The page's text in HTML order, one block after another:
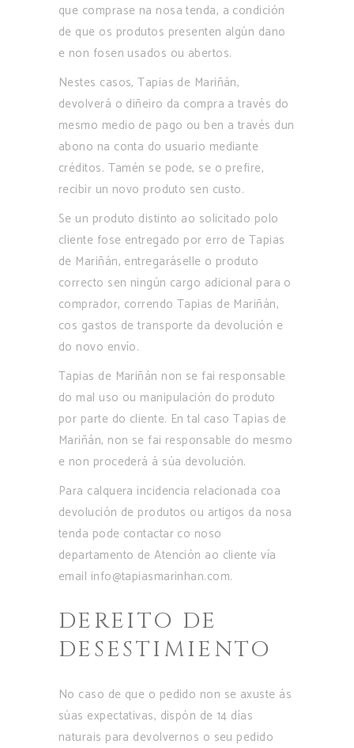
que comprase na nosa tenda, a condición
de que os produtos presenten algún dano
e non fosen usados ou abertos.
Nestes casos, Tapias de Mariñán,
devolverá o diñeiro da compra a través do
mesmo medio de pago ou ben a través dun
abono na conta do usuario mediante
créditos. Tamén se pode, se o prefire,
recibir un novo produto sen custo.
Se un produto distinto ao solicitado polo
cliente fose entregado por erro de Tapias
de Mariñán, entregaráselle o produto
correcto sen ningún cargo adicional para o
comprador, correndo Tapias de Mariñán,
cos gastos de transporte da devolución e
do novo envío.
Tapias de Mariñán non se fai responsable
do mal uso ou manipulación do produto
por parte do cliente. En tal caso Tapias de
Mariñán, non se fai responsable do mesmo
e non procederá á súa devolución.
Para calquera incidencia relacionada coa
devolución de produtos ou artigos da nosa
tenda pode contactar co noso
departamento de Atención ao cliente vía
email info@tapiasmarinhan.com.
DEREITO DE
DESESTIMIENTO
No caso de que o pedido non se axuste ás
súas expectativas, dispón de 14 días
naturais para devolvernos o seu pedido